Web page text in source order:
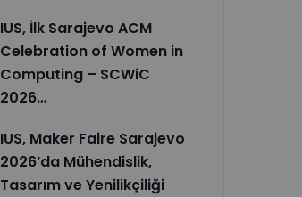
IUS, İlk Sarajevo ACM
Celebration of Women in
Computing – SCWiC
2026…
IUS, Maker Faire Sarajevo
2026’da Mühendislik,
Tasarım ve Yenilikçiliği